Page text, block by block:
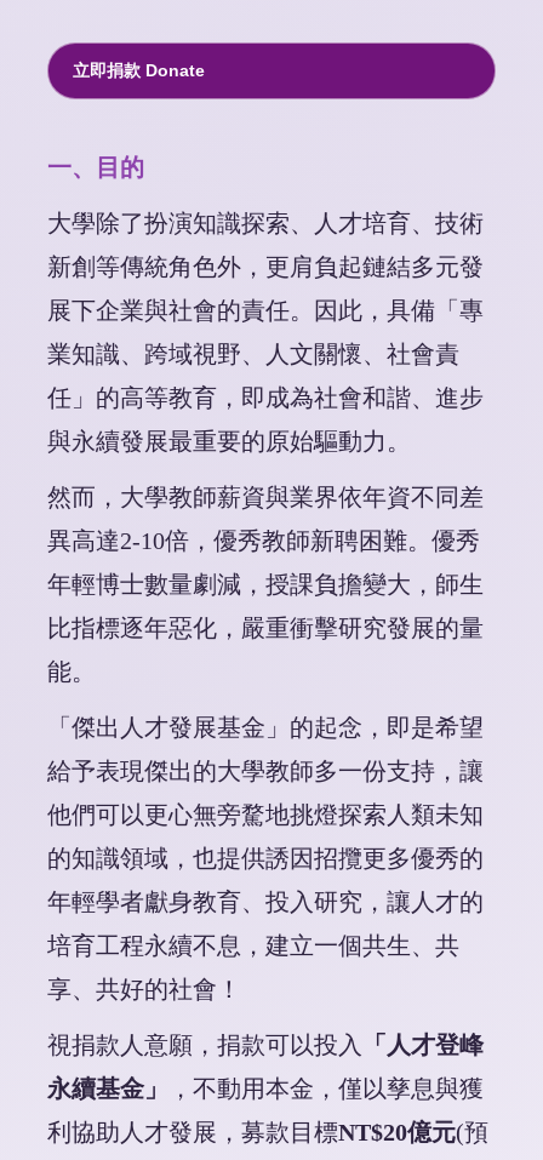
立即捐款 Donate
一、目的
大學除了扮演知識探索、人才培育、技術
新創等傳統角色外，更肩負起鏈結多元發
展下企業與社會的責任。因此，具備「專
業知識、跨域視野、人文關懷、社會責
任」的高等教育，即成為社會和諧、進步
與永續發展最重要的原始驅動力。
然而，大學教師薪資與業界依年資不同差
異高達2-10倍，優秀教師新聘困難。優秀
年輕博士數量劇減，授課負擔變大，師生
比指標逐年惡化，嚴重衝擊研究發展的量
能。
「傑出人才發展基金」的起念，即是希望
給予表現傑出的大學教師多一份支持，讓
他們可以更心無旁騖地挑燈探索人類未知
的知識領域，也提供誘因招攬更多優秀的
年輕學者獻身教育、投入研究，讓人才的
培育工程永續不息，建立一個共生、共
享、共好的社會！
視捐款人意願，捐款可以投入
「人才登峰
永續基金」
，不動用本金，僅以孳息與獲
利協助人才發展，募款目標NT$20億元(預